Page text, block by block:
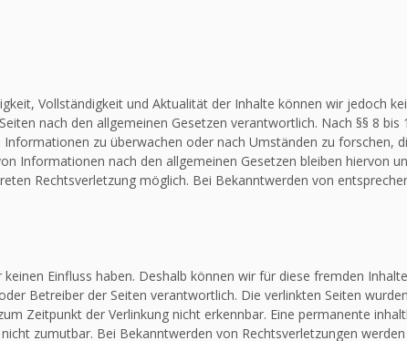
Vollständigkeit und Aktualität der Inhalte können wir jedoch
nach den allgemeinen Gesetzen verantwortlich. Nach §§ 8 bis
zu überwachen oder nach Umständen zu forschen,
Informationen nach den allgemeinen Gesetzen bleiben hiervon
Rechtsverletzung möglich. Bei Bekanntwerden von
Einfluss haben. Deshalb können wir für diese fremden
Betreiber der Seiten verantwortlich. Die verlinkten Seiten
Zeitpunkt der Verlinkung nicht erkennbar. Eine permanente
zumutbar. Bei Bekanntwerden von Rechtsverletzungen